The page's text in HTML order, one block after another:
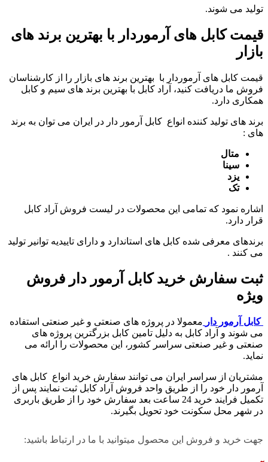
تولید می شوند.
قیمت کابل های آرموردار با بهترین برند های
بازار
قیمت کابل های آرموردار با بهترین برند های بازار را از کارشناسان
فروش ما دریافت کنید، آراد کابل با بهترین برند های سیم و کابل
همکاری دارد.
برند های تولید کننده انواع کابل آرمور دار در ایران می توان به برند
های :
متال
سینا
یزد
تک
اشاره نمود که تمامی این محصولات در لیست فروش آراد کابل
قرار دارد.
برندهای معرفی شده کابل های استاندارد و دارای تاییدیه توانیر تولید
می کنند .
ثبت سفارش خرید کابل آرمور دار فروش
ویژه
کابل آرمور دار معمولا در پروژه های صنعتی و غیر صنعتی استفاده
می شوند و آراد کابل به دلیل تامین کابل بزرگترین پروژه های
صنعتی و غیر صنعتی سراسر کشور، این محصولات را ارائه می
نماید.
مشتریان از سراسر ایران می توانند سفارش خرید انواع کابل های
آرمور دار خود را از طریق واحد فروش آراد کابل ثبت نمایند پس از
تکمیل فرایند خرید 24 ساعت بعد سفارش خود را از طریق باربری
در شهر محل سکونت خود تحویل بگیرند.
جهت خرید و فروش این محصول میتوانید با ما در ارتباط باشید: